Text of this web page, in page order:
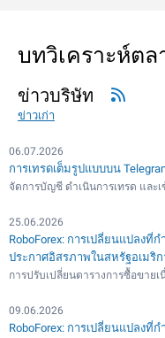
บทวิเคราะห์ตล
ข่าวบริษัท
ข่าวเก่า
06.07.2026
การเทรดเต็มรูปแบบบน
จัดการบัญชี ดำเนินการเทรด และเ
25.06.2026
RoboForex: การเปลี่ยนแปลงที่
ประกาศอิสรภาพในสหรัฐอเมริก
การปรับเปลี่ยนตารางการซื้อขาย
09.06.2026
RoboForex: การเปลี่ยนแปลงที่